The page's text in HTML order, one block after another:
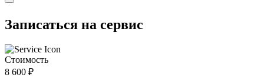
Записаться на сервис
Стоимость
8 600 ₽